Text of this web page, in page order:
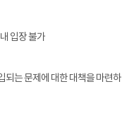
입장 불가
되는 문제에 대한 대책을 마련하